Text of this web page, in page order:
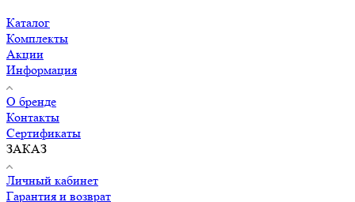
Каталог
Комплекты
Акции
Информация
О бренде
Контакты
Сертификаты
ЗАКАЗ
Личный кабинет
Гарантия и возврат